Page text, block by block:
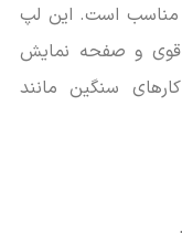
مناسب است. این لپ
قوی و صفحه نمایش
سنگین مانند